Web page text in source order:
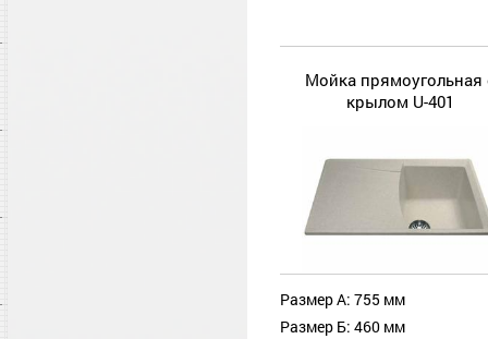
Мойка прямоугольная
крылом U-401
Размер А: 755 мм
Размер Б: 460 мм